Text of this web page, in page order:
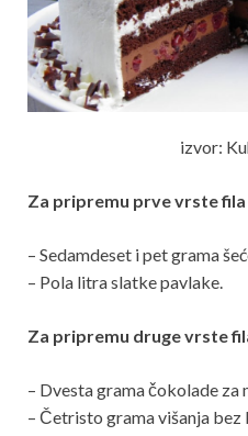
izvor:
Za pripremu prve vrste
– Sedamdeset i pet grama
– Pola litra slatke pavlake.
Za pripremu druge vrste
– Dvesta grama čokolade za
– Četristo grama višanja bez